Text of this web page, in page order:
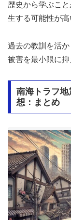
歴史から学ぶこ
生する可能性が高
過去の教訓を活か
被害を最小限に抑
南海トラフ
想：まとめ